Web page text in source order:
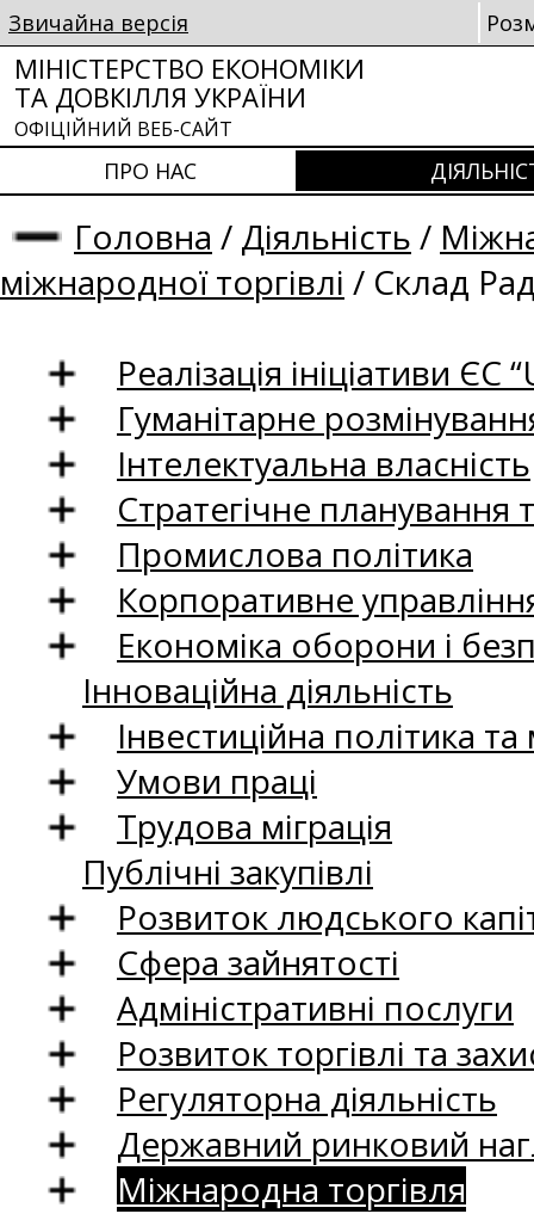
Звичайна версія
МІНІСТЕРСТВО ЕКОНОМІКИ
ТА ДОВКІЛЛЯ УКРАЇНИ
ОФІЦІЙНИЙ ВЕБ-САЙТ
ПРО НАС
Головна / Діяльність /
міжнародної торгівлі / Склад
Реалізація ініціативи ЄС
Гуманітарне
Інтелектуальна власність
Стратегічне
Промислова політика
Корпоративне
Економіка оборони і
Інноваційна діяльність
Інвестиційна політика
Умови праці
Трудова міграція
Публічні закупівлі
Розвиток людського
Сфера зайнятості
Адміністративні послуги
Розвиток торгівлі та
Регуляторна діяльність
Державний ринковий
Міжнародна торгівля